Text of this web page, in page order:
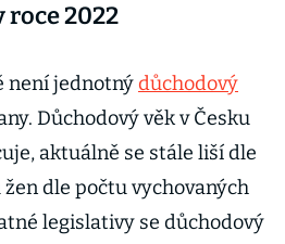
roce 2022
není jednotnýdůchodový
Důchodový věk v Česku
aktuálně se stále liší dle
dle počtu vychovaných
legislativy se důchodový